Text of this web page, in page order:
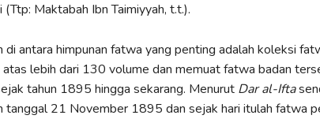
Maktabah Ibn Taimiyyah, t.t.).
di antara himpunan fatwa yang penting adalah koleksi
atas lebih dari 130 volume dan memuat fatwa badan
tahun 1895 hingga sekarang. Menurut Dar al-Ifta
tanggal 21 November 1895 dan sejak hari itulah fatwa